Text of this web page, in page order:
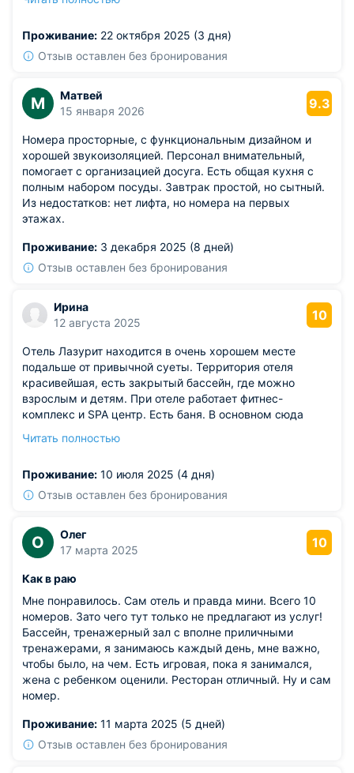
раковина. Набор полотенец предоставили. Кухня
Проживание: 22 октября 2025 (3 дня)
Отзыв оставлен без бронирования
М
Матвей
15 января 2026
9.3
Номера просторные, с функциональным дизайном и
хорошей звукоизоляцией. Персонал внимательный,
помогает с организацией досуга. Есть общая кухня с
полным набором посуды. Завтрак простой, но сытный.
Из недостатков: нет лифта, но номера на первых
этажах.
Проживание: 3 декабря 2025 (8 дней)
Отзыв оставлен без бронирования
Ирина
12 августа 2025
10
Отель Лазурит находится в очень хорошем месте
подальше от привычной суеты. Территория отеля
красивейшая, есть закрытый бассейн, где можно
взрослым и детям. При отеле работает фитнес-
комплекс и SPA центр. Есть баня. В основном сюда
трасса отсюда конечно далековато. Но можно заказать
отличным меню. Нам понравилось –атмосферно и
свежо.
Читать полностью
Проживание: 10 июля 2025 (4 дня)
Отзыв оставлен без бронирования
О
Олег
17 марта 2025
10
Как в раю
Мне понравилось. Сам отель и правда мини. Всего 10
номеров. Зато чего тут только не предлагают из услуг!
Бассейн, тренажерный зал с вполне приличными
тренажерами, я занимаюсь каждый день, мне важно,
чтобы было, на чем. Есть игровая, пока я занимался,
жена с ребенком оценили. Ресторан отличный. Ну и сам
номер.
Проживание: 11 марта 2025 (5 дней)
Отзыв оставлен без бронирования